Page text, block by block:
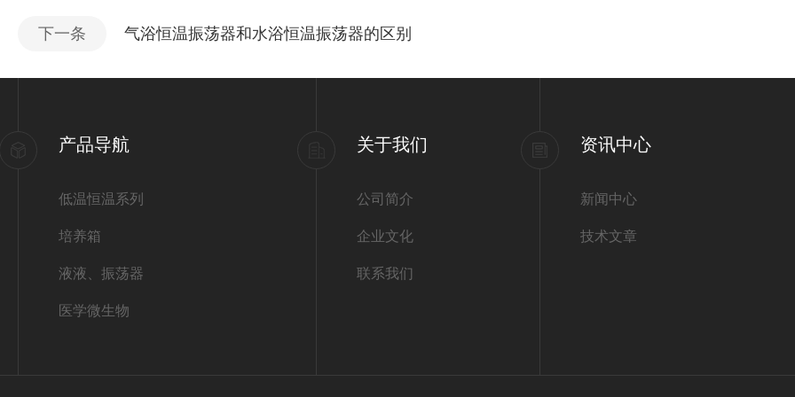
下一条 气浴恒温振荡器和水浴恒温振荡器的区别
产品导航
低温恒温系列
培养箱
液液、振荡器
医学微生物
关于我们
公司简介
企业文化
联系我们
资讯中心
新闻中心
技术文章